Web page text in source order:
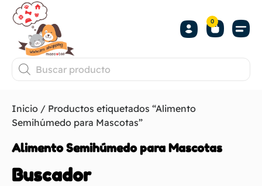
0
Inicio / Productos etiquetados “Alimento
Semihúmedo para Mascotas”
Alimento Semihúmedo para Mascotas
Buscador